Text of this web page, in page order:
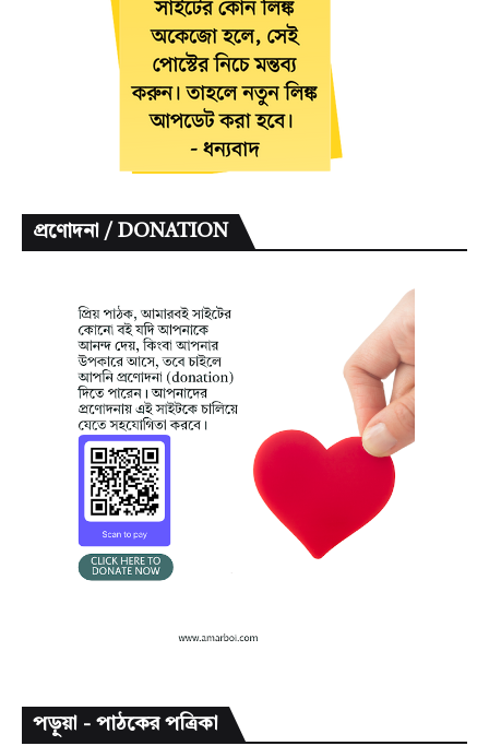
প্রণোদনা / DONATION
পড়ুয়া - পাঠকের পত্রিকা